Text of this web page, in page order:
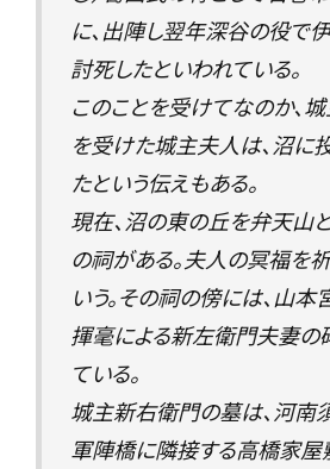
に、出陣し翌年深谷の役で
討死したといわれている。
このことを受けてなのか、
を受けた城主夫人は、沼に
たという伝えもある。
現在、沼の東の丘を弁天山
の祠がある。夫人の冥福を
いう。その祠の傍には、山
揮毫による新左衛門夫妻の
ている。
城主新右衛門の墓は、河南
軍陣橋に隣接する高橋家